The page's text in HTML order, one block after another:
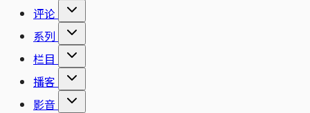
评论
系列
栏目
播客
影音